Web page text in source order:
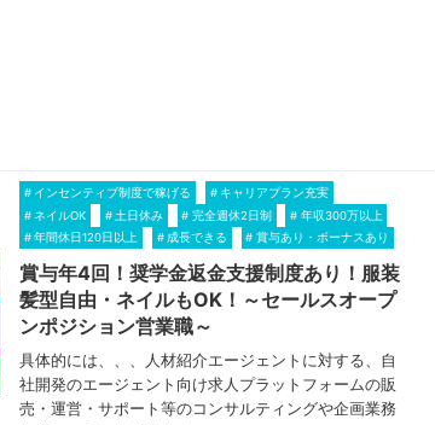
インセンティブ制度で稼げる
キャリアプラン充実
ネイルOK
土日休み 完全週休2日制
年収300万以上
年間休日120日以上
成長できる 賞与あり・ボーナスあり
賞与年4回！奨学金返金支援制度あり！服装
髪型自由・ネイルもOK！～セールスオープ
ンポジション営業職～
具体的には、、、人材紹介エージェントに対する、自
社開発のエージェント向け求人プラットフォームの販
売・運営・サポート等のコンサルティングや企画業務